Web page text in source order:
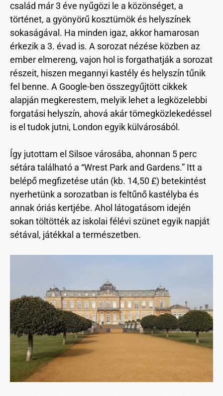
család már 3 éve nyűgözi le a közönséget, a
történet, a gyönyörű kosztümök és helyszínek
sokaságával. Ha minden igaz, akkor hamarosan
érkezik a 3. évad is. A sorozat nézése közben az
ember elmereng, vajon hol is forgathatják a sorozat
részeit, hiszen megannyi kastély és helyszín tűnik
fel benne. A Google-ben összegyűjtött cikkek
alapján megkerestem, melyik lehet a legközelebbi
forgatási helyszín, ahová akár tömegközlekedéssel
is el tudok jutni, London egyik külvárosából.
Így jutottam el Silsoe városába, ahonnan 5 perc
sétára található a “Wrest Park and Gardens.” Itt a
belépő megfizetése után (kb. 14,50 £) betekintést
nyerhetünk a sorozatban is feltűnő kastélyba és
annak óriás kertjébe. Ahol látogatásom idején
sokan töltötték az iskolai félévi szünet egyik napját
sétával, játékkal a természetben.